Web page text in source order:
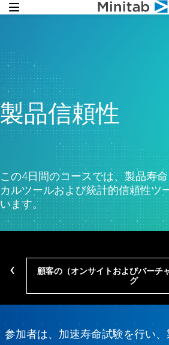
製品信頼性
この4日間のコースでは、製品寿
カルツールおよび統計的信頼性ツ
います。
顧客の（オンサイトおよびバーチ
グ
‹
参加者は、加速寿命試験を行い